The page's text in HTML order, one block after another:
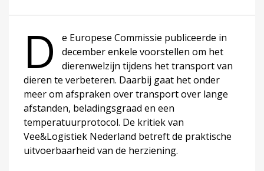
D
e Europese Commissie publiceerde in
december enkele voorstellen om het
dierenwelzijn tijdens het transport van
dieren te verbeteren. Daarbij gaat het onder
meer om afspraken over transport over lange
afstanden, beladingsgraad en een
temperatuurprotocol. De kritiek van
Vee&Logistiek Nederland betreft de praktische
uitvoerbaarheid van de herziening.